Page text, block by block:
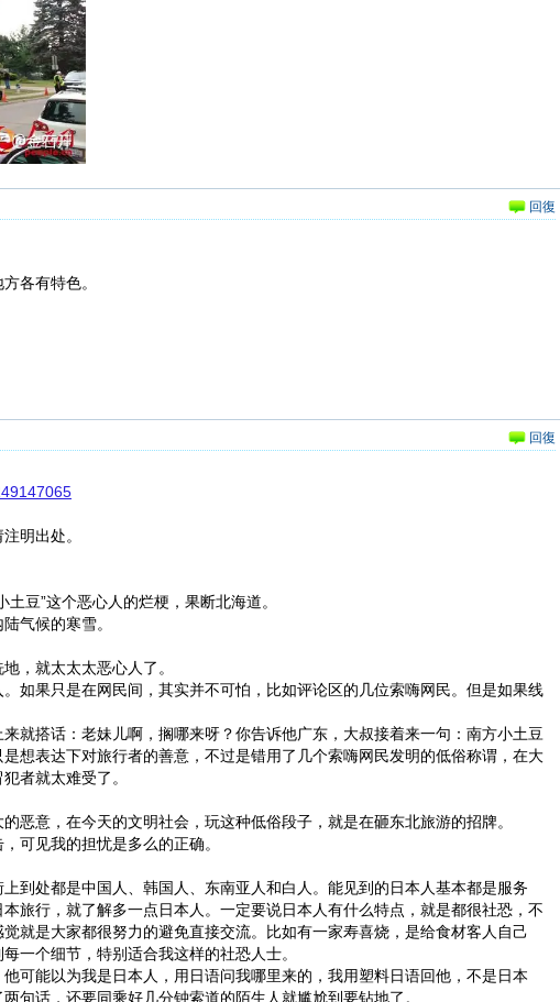
回復
各有特色。
回復
明出处。
豆”这个恶心人的烂梗，果断北海道。
气候的寒雪。
，就太太太恶心人了。
如果只是在网民间，其实并不可怕，比如评论区的几位索嗨网民。但是如果线
就搭话：老妹儿啊，搁哪来呀？你告诉他广东，大叔接着来一句：南方小土豆
想表达下对旅行者的善意，不过是错用了几个索嗨网民发明的低俗称谓，在大
者就太难受了。
恶意，在今天的文明社会，玩这种低俗段子，就是在砸东北旅游的招牌。
可见我的担忧是多么的正确。
到处都是中国人、韩国人、东南亚人和白人。能见到的日本人基本都是服务
旅行，就了解多一点日本人。一定要说日本人有什么特点，就是都很社恐，不
就是大家都很努力的避免直接交流。比如有一家寿喜烧，是给食材客人自己
一个细节，特别适合我这样的社恐人士。
可能以为我是日本人，用日语问我哪里来的，我用塑料日语回他，不是日本
句话，还要同乘好几分钟索道的陌生人就尴尬到要钻地了。